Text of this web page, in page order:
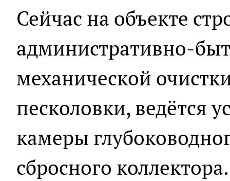
Сейчас на объекте
административно-
механической
песколовки, ведётся
камеры
сбросного коллектора.